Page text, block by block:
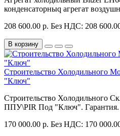
конденсаторныq агрегат
208 600.00 р. Без НДС: 208
В корзину
Строительство Холодильного
"Ключ"
Строительство Холодильного
ППУ\PIR Под "Ключ".
170 000.00 р. Без НДС: 170